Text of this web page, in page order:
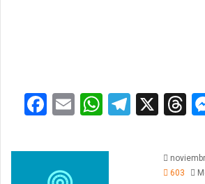
Facebook
Email X
603